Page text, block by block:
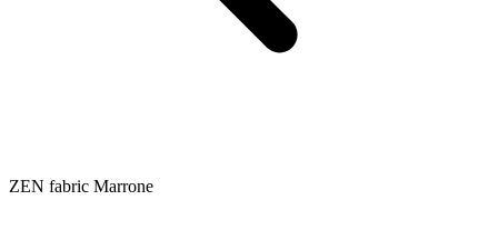
ZEN fabric Marrone